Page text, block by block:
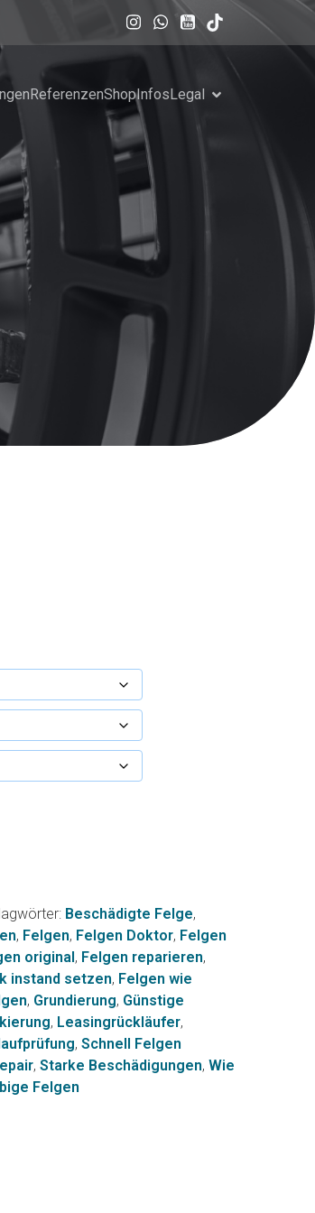
ReferenzenShopInfosLegal
Beschädigte Felge,
, Felgen, Felgen Doktor, Felgen
original, Felgen reparieren,
instand setzen, Felgen wie
, Grundierung, Günstige
, Leasingrückläufer,
,Schnell Felgen
,Starke Beschädigungen,Wie
Felgen